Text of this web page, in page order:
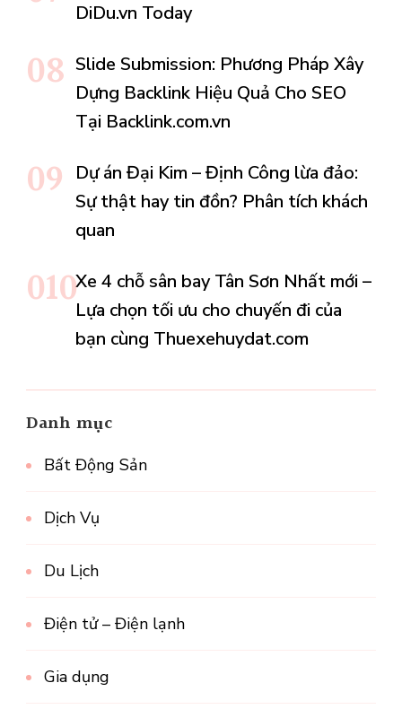
DiDu.vn Today
Slide Submission: Phương Pháp Xây
Dựng Backlink Hiệu Quả Cho SEO
Tại Backlink.com.vn
Dự án Đại Kim – Định Công lừa đảo:
Sự thật hay tin đồn? Phân tích khách
quan
Xe 4 chỗ sân bay Tân Sơn Nhất mới –
Lựa chọn tối ưu cho chuyến đi của
bạn cùng Thuexehuydat.com
Danh mục
Bất Động Sản
Dịch Vụ
Du Lịch
Điện tử – Điện lạnh
Gia dụng